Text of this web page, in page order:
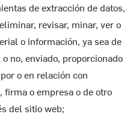
de extracción de datos,
revisar, minar, ver o
o información, ya sea de
no, enviado, proporcionado
o en relación con
o empresa o de otro
del sitio web;